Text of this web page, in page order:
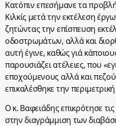
Κατόπιν επεσήμανε τα
Κιλκίς μετά την εκτέλεση
ζητώντας την επίσπευση
οδοστρωμάτων, αλλά και
αυτή έγινε, καθώς γιά
παρουσιάζει ατέλειες, που
εποχούμενους αλλά και
επικαλέσθηκε την
Ο κ. Βαφειάδης επικρότησε
στην διαγράμμιση των